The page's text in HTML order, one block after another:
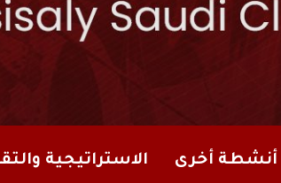
أنشطة أخرى الاستراتيجية